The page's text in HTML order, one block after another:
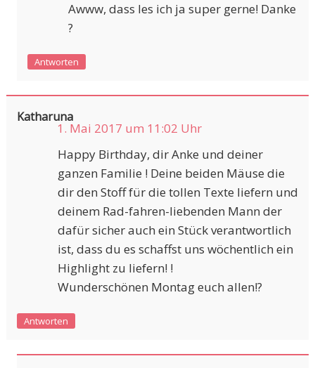
Awww, dass les ich ja super gerne! Danke
?
Antworten
Katharuna
1. Mai 2017 um 11:02 Uhr
Happy Birthday, dir Anke und deiner
ganzen Familie ! Deine beiden Mäuse die
dir den Stoff für die tollen Texte liefern und
deinem Rad-fahren-liebenden Mann der
dafür sicher auch ein Stück verantwortlich
ist, dass du es schaffst uns wöchentlich ein
Highlight zu liefern! !
Wunderschönen Montag euch allen!?
Antworten